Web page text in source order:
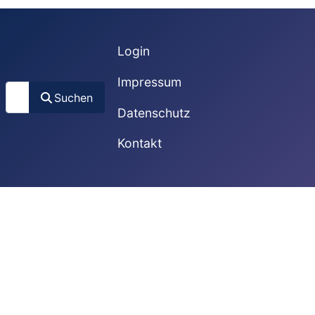
Suchen
Suchen
Login
Impressum
Datenschutz
Kontakt